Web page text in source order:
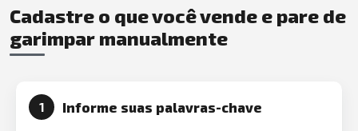
Cadastre o que você vende e pare de
garimpar manualmente
1 Informe suas palavras-chave